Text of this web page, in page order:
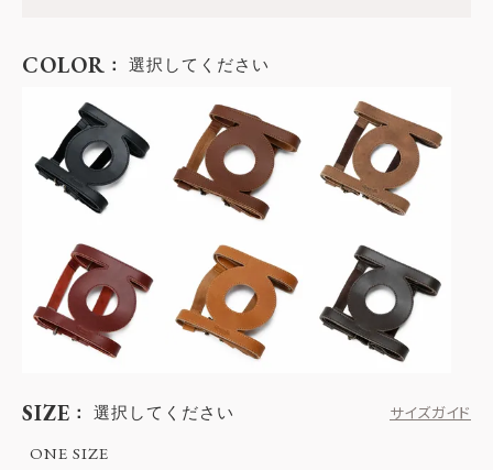
SIZE 選択してください
サイズガイド
ONE SIZE
COLOR 選択してください